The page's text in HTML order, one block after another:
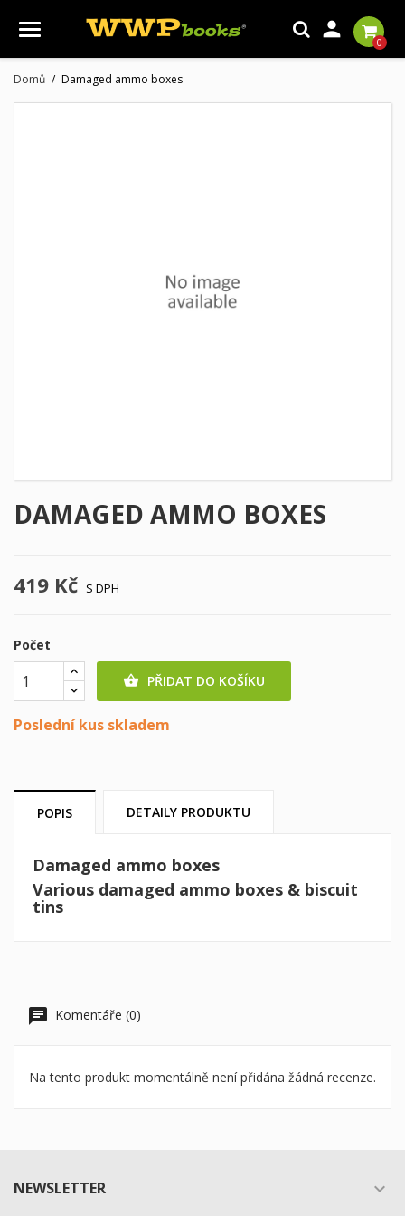

0
Domů Damaged ammo boxes
DAMAGED AMMO BOXES
419 Kč S DPH
Počet
 PŘIDAT DO KOŠÍKU
Poslední kus skladem
POPIS DETAILY PRODUKTU
Damaged ammo boxes
Various damaged ammo boxes & biscuit
tins
Komentáře (0)
Na tento produkt momentálně není přidána žádná recenze.
NEWSLETTER 